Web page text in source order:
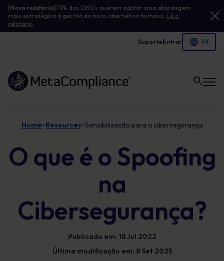
[Novo relatório]79% dos CISOs querem adotar uma abordagem
mais estratégica à gestão do risco cibernético humano. Lê o
relatório.
SuporteEntrar
Ligação à página inicial
Home>Resources>Sensibilização para a cibersegurança
O que é o Spoofing
na
Cibersegurança?
Publicado em: 18 Jul 2022
Última modificação em: 8 Set 2025